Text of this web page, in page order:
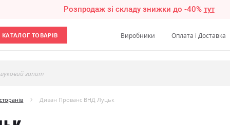
Розпродаж зі складу знижки до -40% тут
КАТАЛОГ ТОВАРІВ Виробники Оплата і Доставка
запит
Диван Прованс ВНД Луцьк